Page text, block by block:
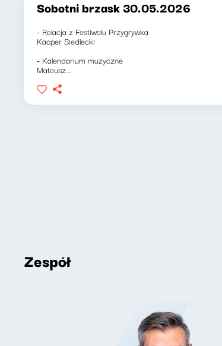
Sobotni brzask 30.05.2026
- Relacja z Festiwalu Przygrywka
Kacper Siedlecki
- Kalendarium muzyczne
Mateusz...
Zespół